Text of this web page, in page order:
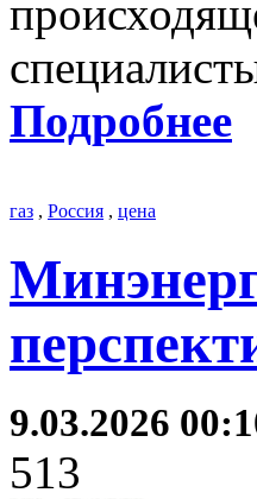
Подробнее
газ , Россия , цена
9.03.2026
513